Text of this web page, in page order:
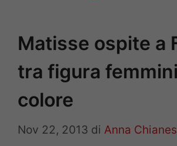
Matisse ospite a
tra figura
colore
Nov 22, 2013 di Anna